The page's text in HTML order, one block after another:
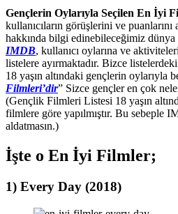
Gençlerin Oylarıyla Seçilen En İyi
kullanıcıların görüşlerini ve
hakkında bilgi edinebileceğimiz dünya
IMDB, kullanıcı oylarına ve
listelere ayırmaktadır. Bizce
18 yaşın altındaki gençlerin oylarıyla
Filmleri’dir” Sizce gençler en çok
(Gençlik Filmleri Listesi 18 yaşın
filmlere göre yapılmıştır. Bu sebeple
aldatmasın.)
İşte o En İyi Filmler;
1) Every Day (2018)